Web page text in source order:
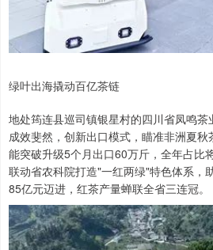
绿叶出海撬动百亿茶链
地处筠连县巡司镇银星村的四川省凤鸣
成效斐然，创新出口模式，瞄准非洲夏
能突破升级5个月出口60万斤，全年占比
联动省农科院打造"一红两绿"特色体系，
85亿元迈进，红茶产量蝉联全省三连冠。